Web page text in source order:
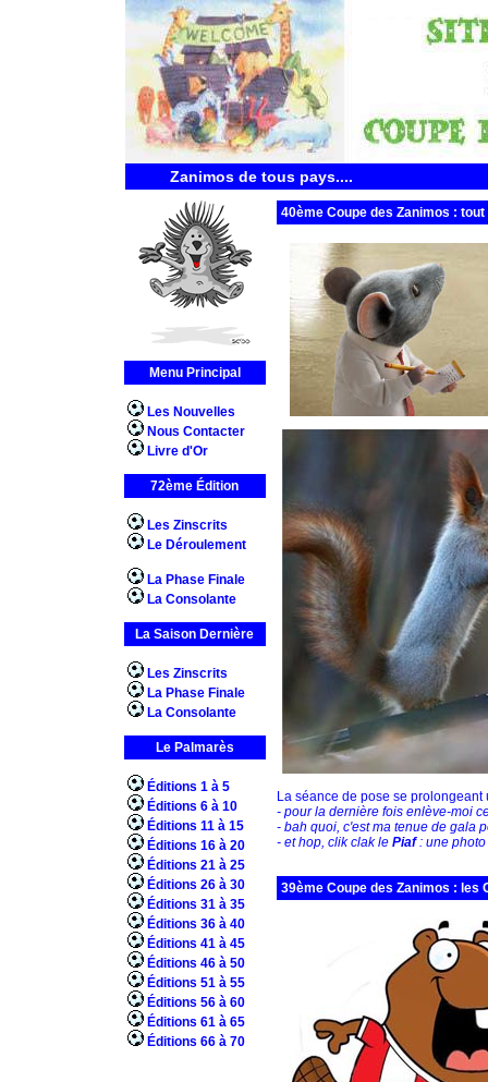
Zanimos de tous pays....
Menu Principal
Les Nouvelles
Nous Contacter
Livre d'Or
72ème Édition
Les Zinscrits
Le Déroulement
La Phase Finale
La Consolante
La Saison Dernière
Les Zinscrits
La Phase Finale
La Consolante
Le Palmarès
Éditions 1 à 5
Éditions 6 à 10
Éditions 11 à 15
Éditions 16 à 20
Éditions 21 à 25
Éditions 26 à 30
Éditions 31 à 35
Éditions 36 à 40
Éditions 41 à 45
Éditions 46 à 50
Éditions 51 à 55
Éditions 56 à 60
Éditions 61 à 65
Éditions 66 à 70
40ème Coupe des Zanimos :
La séance de pose se
- pour la dernière fois enlève-moi
- bah quoi, c'est ma tenue de gala
- et hop, clik clak le Piaf: une photo
39ème Coupe des Zanimos : les